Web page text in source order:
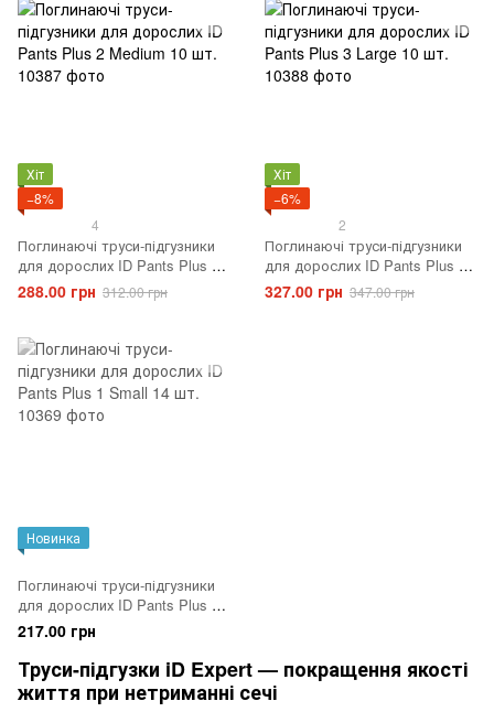
Хіт
−8%
4
Поглинаючі труси-підгузники
для дорослих ID Pants Plus 2
Medium 10 шт.
288.00 грн 312.00 грн
Хіт
−6%
2
Поглинаючі труси-підгузники
для дорослих ID Pants Plus 3
Large 10 шт.
327.00 грн 347.00 грн
Новинка
Поглинаючі труси-підгузники
для дорослих ID Pants Plus 1
Small 14 шт.
217.00 грн
Труси-підгузки iD Expert — покращення якості
життя при нетриманні сечі